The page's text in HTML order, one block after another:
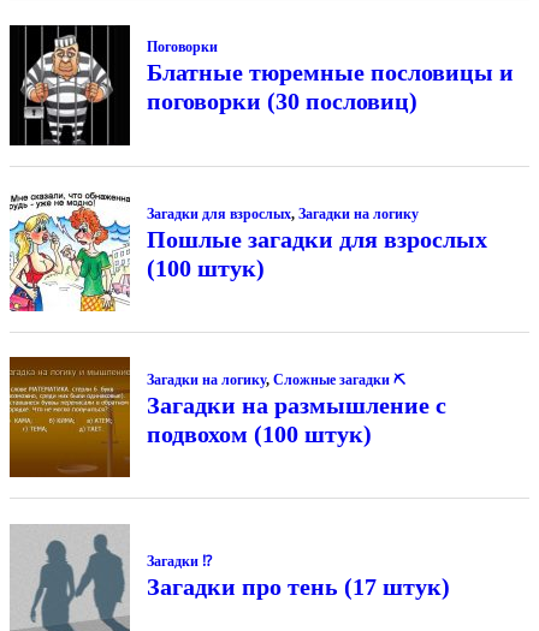
Поговорки
Блатные тюремные пословицы и
поговорки (30 пословиц)
Загадки для взрослых, Загадки на логику
Пошлые загадки для взрослых
(100 штук)
Загадки на логику, Сложные загадки ⛏
Загадки на размышление с
подвохом (100 штук)
Загадки ⁉
Загадки про тень (17 штук)